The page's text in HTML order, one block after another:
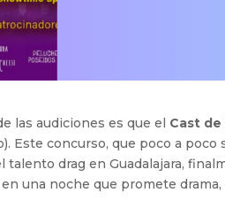
las audiciones es que el Cast
Este concurso, que poco a
drag en Guadalajara,
una noche que promete